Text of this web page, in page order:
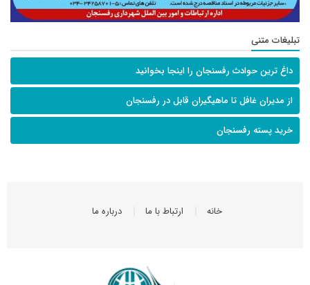
تبلیغات متنی
داغ ترین حوادث رفسنجان را اینجا بخوانید
از مدیران غافل تا ماهیگیران قابل در رفسنجان
خرید پسته رفسنجان
خانه ارتباط با ما درباره ما